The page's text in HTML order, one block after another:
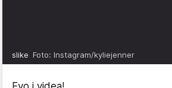
slike Foto: Instagram/kyliejenner